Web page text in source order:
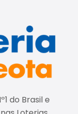
do Brasil e